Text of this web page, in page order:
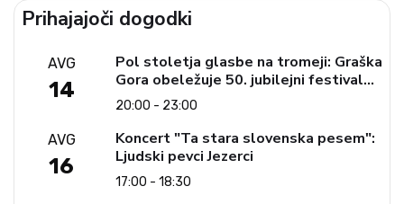
Prihajajoči dogodki
AVG
14
Pol stoletja glasbe na tromeji: Graška
Gora obeležuje 50. jubilejni festival
narodno-zabavne glasbe
20:00 - 23:00
AVG
16
Koncert "Ta stara slovenska pesem":
Ljudski pevci Jezerci
17:00 - 18:30